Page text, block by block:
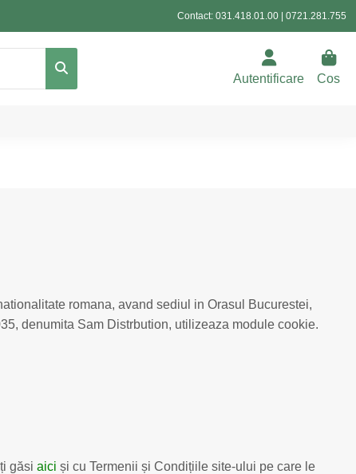
Contact: 031.418.01.00 0721.281.755
Autentificare Cos
romana, avand sediul in Orasul Bucurestei,
denumita Sam Distrbution, utilizeaza module cookie.
găsi aici și cu Termenii și Condițiile site-ului pe care le